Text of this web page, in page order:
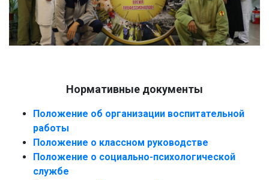
Нормативные документы
Положение об организации воспитательной
работы
Положение о классном руководстве
Положение о социально-психологической
службе